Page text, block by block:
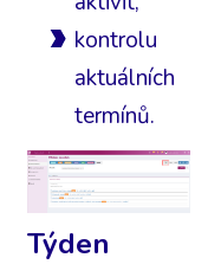
kontrolu
aktuálních
termínů.
Týden